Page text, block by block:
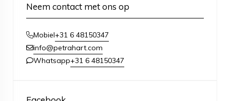
Neem contact met ons op
Mobiel+31 6 48150347
info@petrahart.com
Whatsapp+31 6 48150347